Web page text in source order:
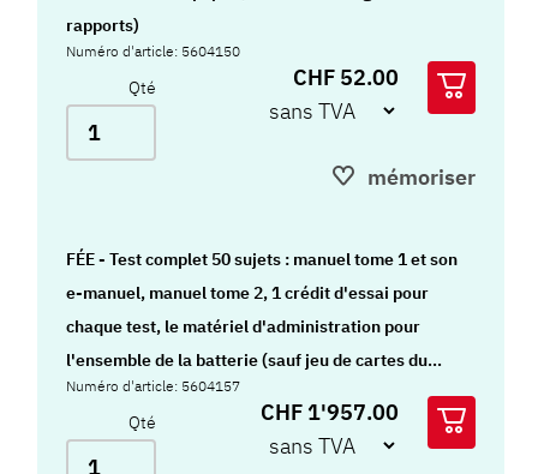
rapports)
Numéro d'article: 5604150
Qté CHF 52.00
mémoriser
FÉE - Test complet 50 sujets : manuel tome 1 et son
e-manuel, manuel tome 2, 1 crédit d'essai pour
chaque test, le matériel d'administration pour
l'ensemble de la batterie (sauf jeu de cartes du
WCST et la planche de la Figure de Rey A), les
feuillets d'administration, les feuilles de réponses,
ainsi que les crédits digitaux indispensables à la
Numéro d'article: 5604157
Qté CHF 1'957.00